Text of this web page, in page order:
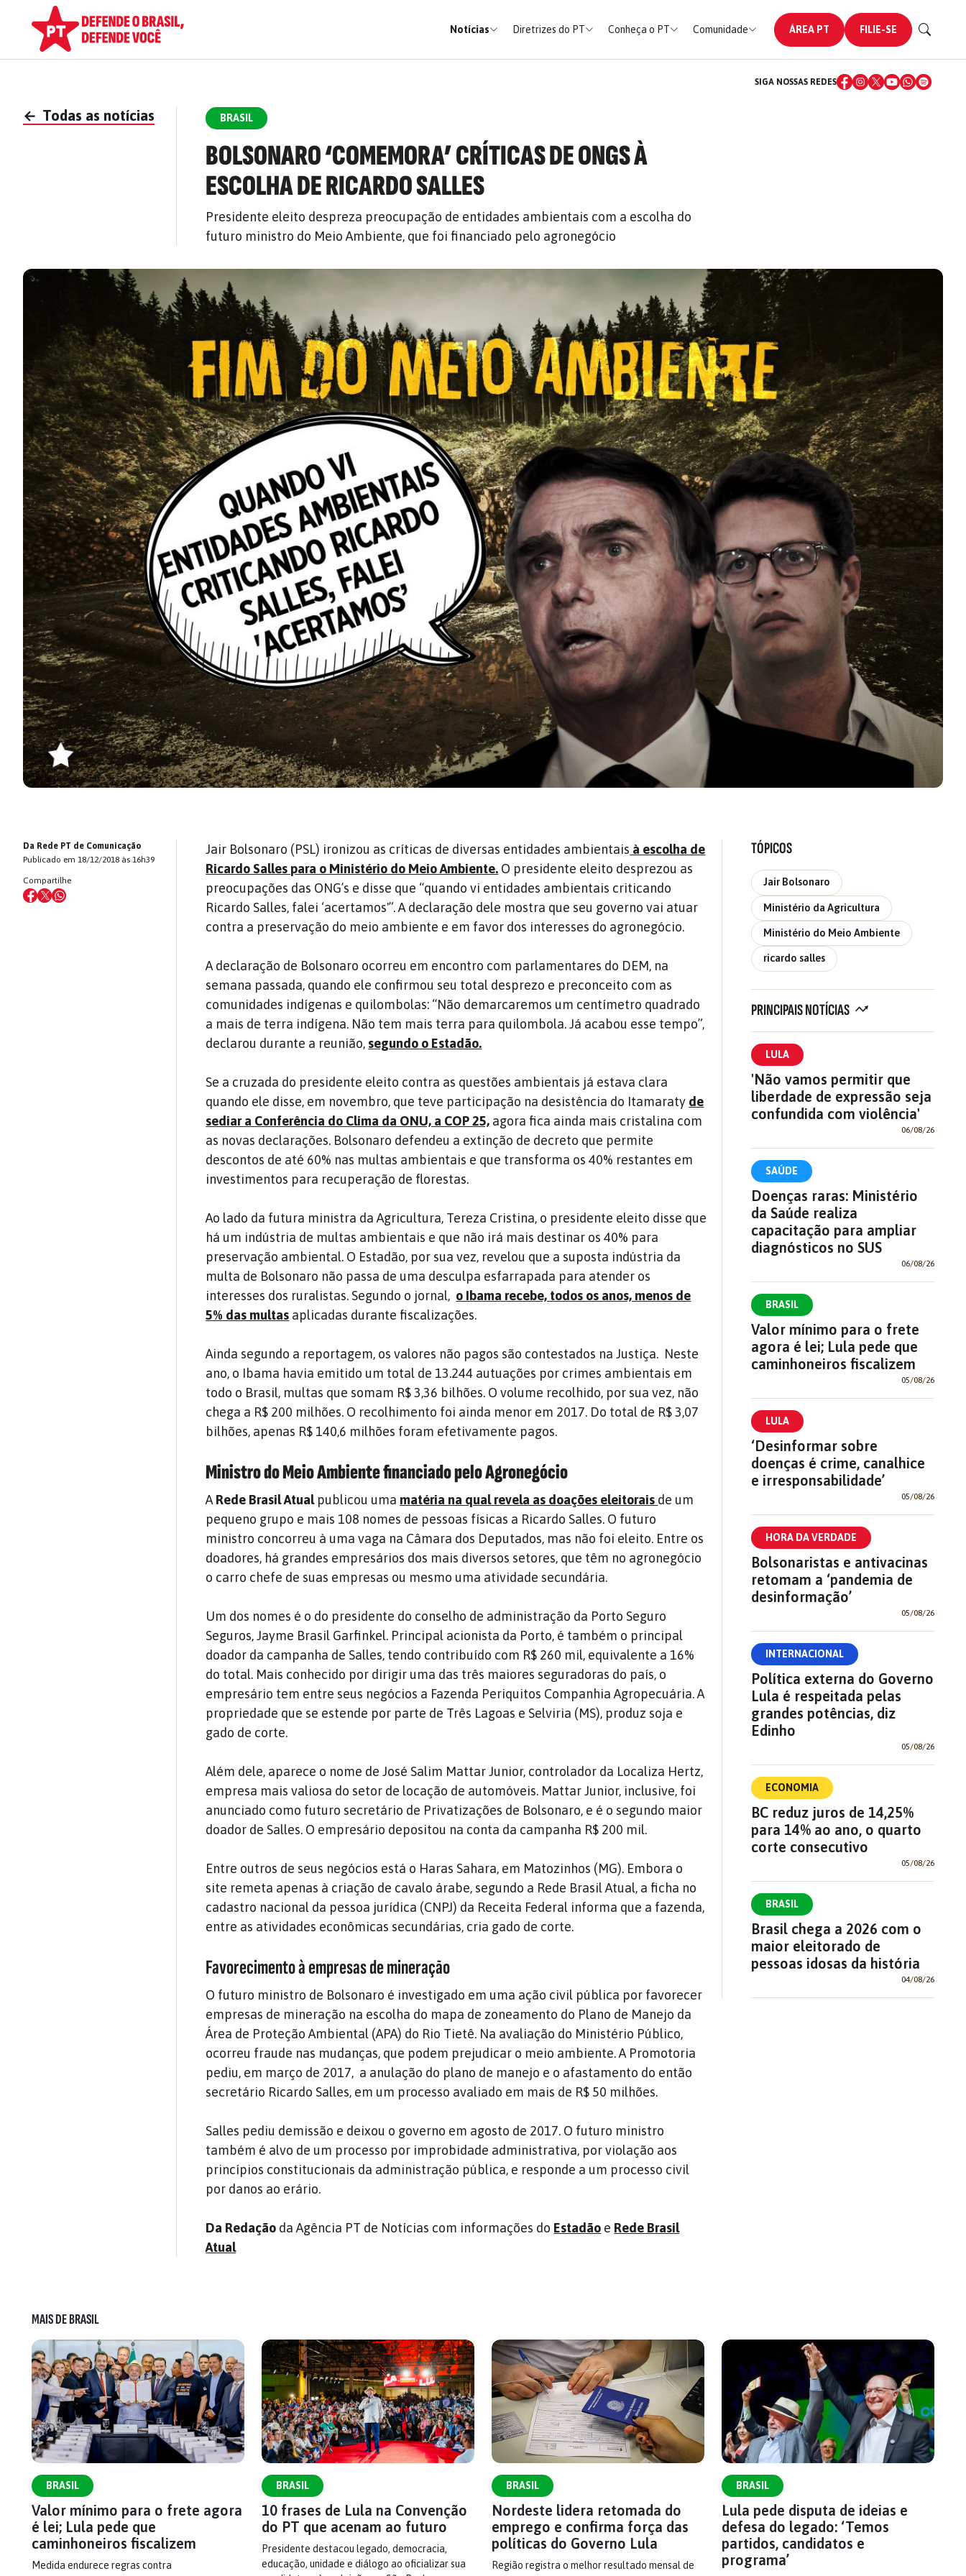
Notícias Diretrizes do PT Conheça o PT Comunidade ÁREA PT FILIE-SE
SIGA NOSSAS REDES
← Todas as notícias BRASIL
BOLSONARO ‘COMEMORA’ CRÍTICAS DE ONGS À
ESCOLHA DE RICARDO SALLES
Presidente eleito despreza preocupação de entidades ambientais com a escolha do
futuro ministro do Meio Ambiente, que foi financiado pelo agronegócio
Da Rede PT de Comunicação
Publicado em 18/12/2018 às 16h39
Compartilhe
Jair Bolsonaro (PSL) ironizou as críticas de diversas entidades ambientais à escolha de
Ricardo Salles para o Ministério do Meio Ambiente. O presidente eleito desprezou as
preocupações das ONG’s e disse que “quando vi entidades ambientais criticando
Ricardo Salles, falei ‘acertamos'”. A declaração dele mostra que seu governo vai atuar
contra a preservação do meio ambiente e em favor dos interesses do agronegócio.
A declaração de Bolsonaro ocorreu em encontro com parlamentares do DEM, na
semana passada, quando ele confirmou seu total desprezo e preconceito com as
comunidades indígenas e quilombolas: “Não demarcaremos um centímetro quadrado
a mais de terra indígena. Não tem mais terra para quilombola. Já acabou esse tempo”,
declarou durante a reunião, segundo o Estadão.
Se a cruzada do presidente eleito contra as questões ambientais já estava clara
quando ele disse, em novembro, que teve participação na desistência do Itamaraty de
sediar a Conferência do Clima da ONU, a COP 25, agora fica ainda mais cristalina com
as novas declarações. Bolsonaro defendeu a extinção de decreto que permite
descontos de até 60% nas multas ambientais e que transforma os 40% restantes em
investimentos para recuperação de florestas.
Ao lado da futura ministra da Agricultura, Tereza Cristina, o presidente eleito disse que
há um indústria de multas ambientais e que não irá mais destinar os 40% para
preservação ambiental. O Estadão, por sua vez, revelou que a suposta indústria da
multa de Bolsonaro não passa de uma desculpa esfarrapada para atender os
interesses dos ruralistas. Segundo o jornal, o Ibama recebe, todos os anos, menos de
5% das multas aplicadas durante fiscalizações.
Ainda segundo a reportagem, os valores não pagos são contestados na Justiça. Neste
ano, o Ibama havia emitido um total de 13.244 autuações por crimes ambientais em
todo o Brasil, multas que somam R$ 3,36 bilhões. O volume recolhido, por sua vez, não
chega a R$ 200 milhões. O recolhimento foi ainda menor em 2017. Do total de R$ 3,07
bilhões, apenas R$ 140,6 milhões foram efetivamente pagos.
Ministro do Meio Ambiente financiado pelo Agronegócio
A Rede Brasil Atualpublicou uma matéria na qual revela as doações eleitorais de um
pequeno grupo e mais 108 nomes de pessoas físicas a Ricardo Salles. O futuro
ministro concorreu à uma vaga na Câmara dos Deputados, mas não foi eleito. Entre os
doadores, há grandes empresários dos mais diversos setores, que têm no agronegócio
o carro chefe de suas empresas ou mesmo uma atividade secundária.
Um dos nomes é o do presidente do conselho de administração da Porto Seguro
Seguros, Jayme Brasil Garfinkel. Principal acionista da Porto, é também o principal
doador da campanha de Salles, tendo contribuído com R$ 260 mil, equivalente a 16%
do total. Mais conhecido por dirigir uma das três maiores seguradoras do país, o
empresário tem entre seus negócios a Fazenda Periquitos Companhia Agropecuária. A
propriedade que se estende por parte de Três Lagoas e Selviria (MS), produz soja e
gado de corte.
Além dele, aparece o nome de José Salim Mattar Junior, controlador da Localiza Hertz,
empresa mais valiosa do setor de locação de automóveis. Mattar Junior, inclusive, foi
anunciado como futuro secretário de Privatizações de Bolsonaro, e é o segundo maior
doador de Salles. O empresário depositou na conta da campanha R$ 200 mil.
Entre outros de seus negócios está o Haras Sahara, em Matozinhos (MG). Embora o
site remeta apenas à criação de cavalo árabe, segundo a Rede Brasil Atual, a ficha no
cadastro nacional da pessoa jurídica (CNPJ) da Receita Federal informa que a fazenda,
entre as atividades econômicas secundárias, cria gado de corte.
Favorecimento à empresas de mineração
O futuro ministro de Bolsonaro é investigado em uma ação civil pública por favorecer
empresas de mineração na escolha do mapa de zoneamento do Plano de Manejo da
Área de Proteção Ambiental (APA) do Rio Tietê. Na avaliação do Ministério Público,
ocorreu fraude nas mudanças, que podem prejudicar o meio ambiente. A Promotoria
pediu, em março de 2017, a anulação do plano de manejo e o afastamento do então
secretário Ricardo Salles, em um processo avaliado em mais de R$ 50 milhões.
Salles pediu demissão e deixou o governo em agosto de 2017. O futuro ministro
também é alvo de um processo por improbidade administrativa, por violação aos
princípios constitucionais da administração pública, e responde a um processo civil
por danos ao erário.
Da Redação da Agência PT de Notícias com informações do Estadão e Rede Brasil
Atual
TÓPICOS
Jair Bolsonaro
Ministério da Agricultura
Ministério do Meio Ambiente
ricardo salles
PRINCIPAIS NOTÍCIAS
LULA
'Não vamos permitir que
liberdade de expressão seja
confundida com violência'
06/08/26
SAÚDE
Doenças raras: Ministério
da Saúde realiza
capacitação para ampliar
diagnósticos no SUS
06/08/26
BRASIL
Valor mínimo para o frete
agora é lei; Lula pede que
caminhoneiros fiscalizem
05/08/26
LULA
‘Desinformar sobre
doenças é crime, canalhice
e irresponsabilidade’
05/08/26
HORA DA VERDADE
Bolsonaristas e antivacinas
retomam a ‘pandemia de
desinformação’
05/08/26
INTERNACIONAL
Política externa do Governo
Lula é respeitada pelas
grandes potências, diz
Edinho
05/08/26
ECONOMIA
BC reduz juros de 14,25%
para 14% ao ano, o quarto
corte consecutivo
05/08/26
BRASIL
Brasil chega a 2026 com o
maior eleitorado de
pessoas idosas da história
04/08/26
MAIS DE BRASIL
BRASIL
Valor mínimo para o frete agora
é lei; Lula pede que
caminhoneiros fiscalizem
Medida endurece regras contra
BRASIL
10 frases de Lula na Convenção
do PT que acenam ao futuro
Presidente destacou legado, democracia,
educação, unidade e diálogo ao oficializar sua
BRASIL
Nordeste lidera retomada do
emprego e confirma força das
políticas do Governo Lula
Região registra o melhor resultado mensal de
BRASIL
Lula pede disputa de ideias e
defesa do legado: ‘Temos
partidos, candidatos e
programa’